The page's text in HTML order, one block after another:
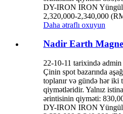
DY-IRON IRON
2,320,000-2,340,000
Daha ətraflı oxuyun
Nadir Earth
22-10-11 tarixində
Çinin spot bazarında
toplanır və gündə hər iki
qiymətləridir. Yalnız
ərintisinin qiyməti:
DY-IRON IRON